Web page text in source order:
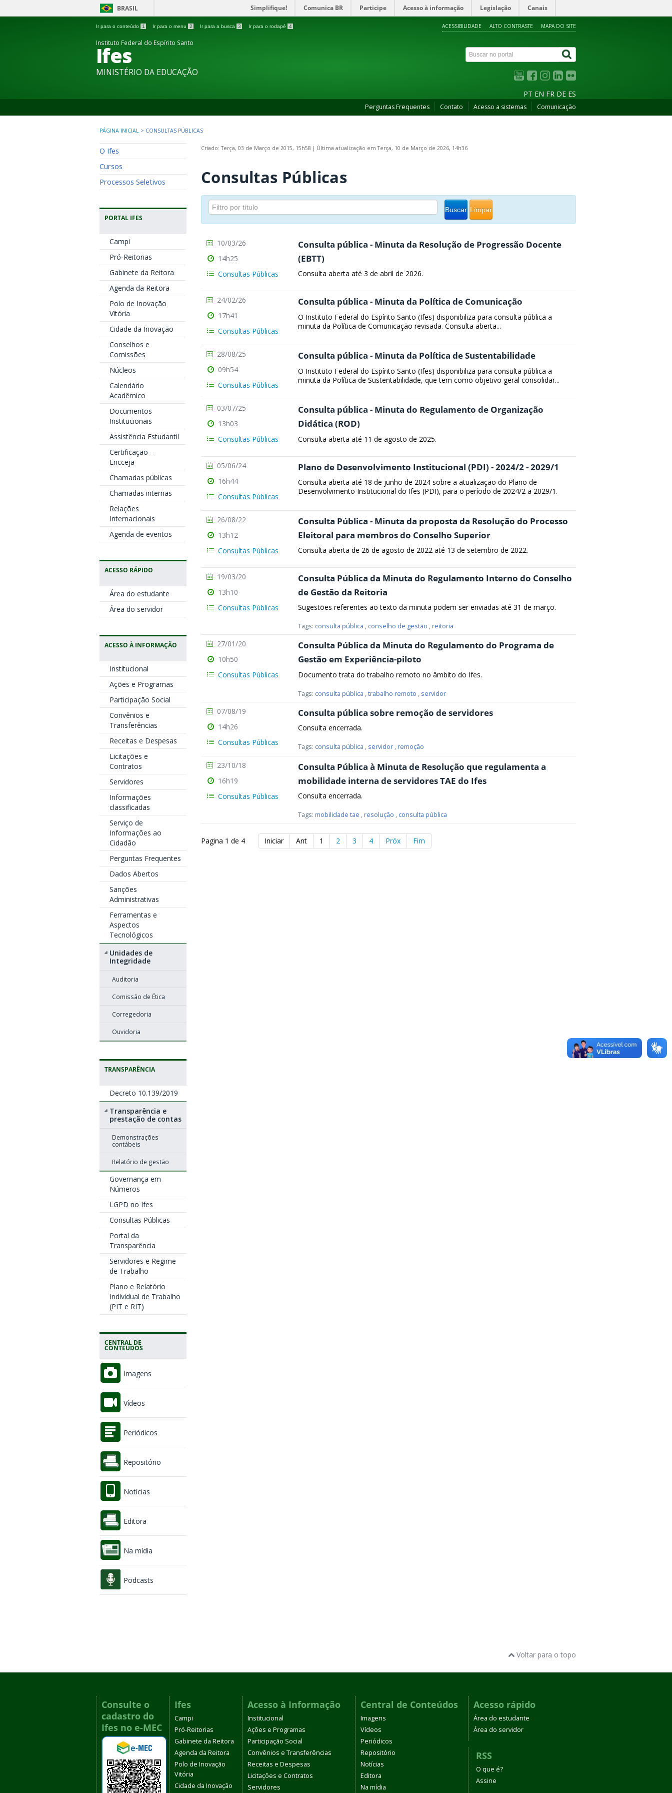
BRASIL Simplifique! Comunica BR Participe Acesso à informação Legislação Canais
Ir para o conteúdo 1 Ir para o menu 2 Ir para a busca 3 Ir para o rodapé 4 ACESSIBILIDADE ALTO CONTRASTE MAPA DO SITE
Instituto Federal do Espírito Santo
Ifes
MINISTÉRIO DA EDUCAÇÃO
PT EN FR DE ES
Perguntas Frequentes Contato Acesso a sistemas Comunicação
PÁGINA INICIAL > CONSULTAS PÚBLICAS
O Ifes
Cursos
Processos Seletivos
PORTAL IFES
Campi
Pró-Reitorias
Gabinete da Reitora
Agenda da Reitora
Polo de Inovação
Vitória
Cidade da Inovação
Conselhos e
Comissões
Núcleos
Calendário
Acadêmico
Documentos
Institucionais
Assistência Estudantil
Certificação –
Encceja
Chamadas públicas
Chamadas internas
Relações
Internacionais
Agenda de eventos
ACESSO RÁPIDO
Área do estudante
Área do servidor
ACESSO À INFORMAÇÃO
Institucional
Ações e Programas
Participação Social
Convênios e
Transferências
Receitas e Despesas
Licitações e
Contratos
Servidores
Informações
classificadas
Serviço de
Informações ao
Cidadão
Perguntas Frequentes
Dados Abertos
Sanções
Administrativas
Ferramentas e
Aspectos
Tecnológicos
Unidades de
Integridade
Auditoria
Comissão de Ética
Corregedoria
Ouvidoria
TRANSPARÊNCIA
Decreto 10.139/2019
Transparência e
prestação de contas
Demonstrações
contábeis
Relatório de gestão
Governança em
Números
LGPD no Ifes
Consultas Públicas
Portal da
Transparência
Servidores e Regime
de Trabalho
Plano e Relatório
Individual de Trabalho
(PIT e RIT)
CENTRAL DE
CONTEÚDOS
Imagens
Vídeos
Periódicos
Repositório
Notícias
Editora
Na mídia
Podcasts
Criado: Terça, 03 de Março de 2015, 15h58 | Última atualização em Terça, 10 de Março de 2026, 14h36
Consultas Públicas
Buscar Limpar
Consulta pública - Minuta da Resolução de Progressão Docente
(EBTT)
Consulta aberta até 3 de abril de 2026.
10/03/26
14h25
Consultas Públicas
Consulta pública - Minuta da Política de Comunicação
O Instituto Federal do Espírito Santo (Ifes) disponibiliza para consulta pública a
minuta da Política de Comunicação revisada. Consulta aberta...
24/02/26
17h41
Consultas Públicas
Consulta pública - Minuta da Política de Sustentabilidade
O Instituto Federal do Espírito Santo (Ifes) disponibiliza para consulta pública a
minuta da Política de Sustentabilidade, que tem como objetivo geral consolidar...
28/08/25
09h54
Consultas Públicas
Consulta pública - Minuta do Regulamento de Organização
Didática (ROD)
Consulta aberta até 11 de agosto de 2025.
03/07/25
13h03
Consultas Públicas
Plano de Desenvolvimento Institucional (PDI) - 2024/2 - 2029/1
Consulta aberta até 18 de junho de 2024 sobre a atualização do Plano de
Desenvolvimento Institucional do Ifes (PDI), para o período de 2024/2 a 2029/1.
05/06/24
16h44
Consultas Públicas
Consulta Pública - Minuta da proposta da Resolução do Processo
Eleitoral para membros do Conselho Superior
Consulta aberta de 26 de agosto de 2022 até 13 de setembro de 2022.
26/08/22
13h12
Consultas Públicas
Consulta Pública da Minuta do Regulamento Interno do Conselho
de Gestão da Reitoria
Sugestões referentes ao texto da minuta podem ser enviadas até 31 de março.
Tags: consulta pública , conselho de gestão , reitoria
19/03/20
13h10
Consultas Públicas
Consulta Pública da Minuta do Regulamento do Programa de
Gestão em Experiência-piloto
Documento trata do trabalho remoto no âmbito do Ifes.
Tags: consulta pública , trabalho remoto , servidor
27/01/20
10h50
Consultas Públicas
Consulta pública sobre remoção de servidores
Consulta encerrada.
Tags: consulta pública , servidor , remoção
07/08/19
14h26
Consultas Públicas
Consulta Pública à Minuta de Resolução que regulamenta a
mobilidade interna de servidores TAE do Ifes
Consulta encerrada.
Tags: mobilidade tae , resolução , consulta pública
23/10/18
16h19
Consultas Públicas
Pagina 1 de 4 Iniciar Ant 1 2 3 4 Próx Fim
Voltar para o topo
Consulte o
cadastro do
Ifes no e-MEC
Ifes
Campi
Pró-Reitorias
Gabinete da Reitora
Agenda da Reitora
Polo de Inovação
Vitória
Cidade da Inovação
Acesso à Informação
Institucional
Ações e Programas
Participação Social
Convênios e Transferências
Receitas e Despesas
Licitações e Contratos
Servidores
Central de Conteúdos
Imagens
Vídeos
Periódicos
Repositório
Notícias
Editora
Na mídia
Acesso rápido
Área do estudante
Área do servidor
RSS
O que é?
Assine